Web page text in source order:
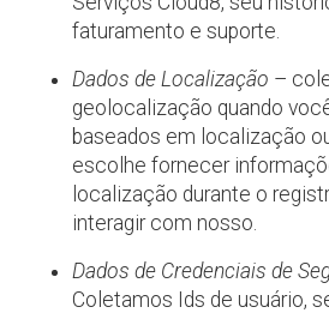
faturamento e suporte.
Dados de Localização –
geolocalização quando
baseados em localização
escolhe fornecer
localização durante o
interagir com nosso.
Dados de Credenciais de
Coletamos Ids de usuário,